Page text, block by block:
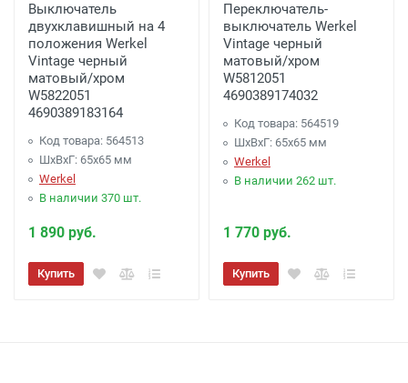
Выключатель
двухклавишный на 4
положения Werkel
Vintage черный
матовый/хром
W5822051
4690389183164
Код товара: 564513
ШхВхГ: 65x65 мм
Werkel
В наличии 370 шт.
1 890 руб.
Купить
Переключатель-
выключатель Werkel
Vintage черный
матовый/хром
W5812051
4690389174032
Код товара: 564519
ШхВхГ: 65x65 мм
Werkel
В наличии 262 шт.
1 770 руб.
Купить